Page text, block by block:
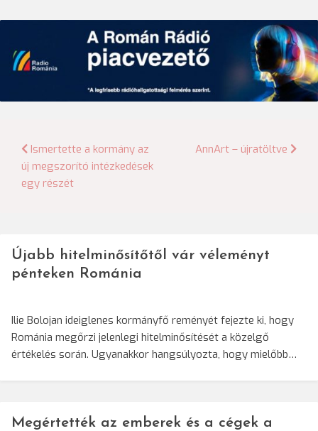
Bejegyzés
navigáció
Ismertette a kormány az
új megszorító intézkedések
egy részét
AnnArt – újratöltve
Újabb hitelminősítőtől vár véleményt
pénteken Románia
Ilie Bolojan ideiglenes kormányfő reményét fejezte ki, hogy
Románia megőrzi jelenlegi hitelminősítését a közelgő
értékelés során. Ugyanakkor hangsúlyozta, hogy mielőbb…
Megértették az emberek és a cégek a